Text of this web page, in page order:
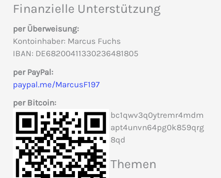
c
e
n
n
a
c
Finanzielle Unterstützung
per Überweisung:
Kontoinhaber: Marcus Fuchs
IBAN: DE68200411330236481805
per PayPal:
paypal.me/MarcusF197
per Bitcoin:
bc1qwv3q0ytremr4mdm
apt4unvn64pg0k859qrg
8qd
Themen